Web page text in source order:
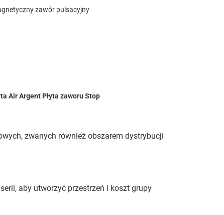
zawór pulsacyjny
Air Argent Płyta zaworu Stop
zwanych również obszarem dystrybucji
aby utworzyć przestrzeń i koszt grupy